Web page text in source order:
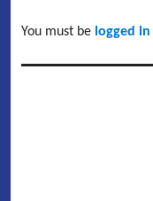
You must be logged in